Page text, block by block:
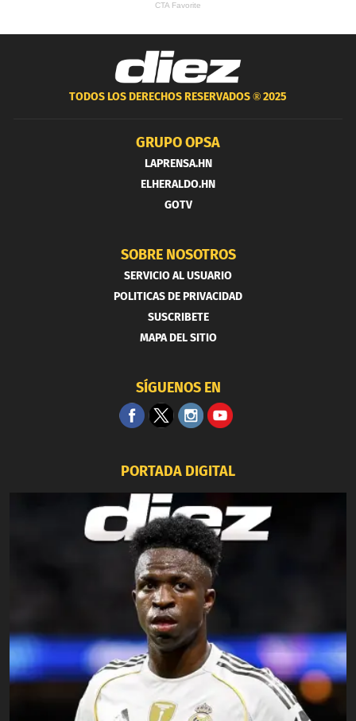
TODOS LOS DERECHOS RESERVADOS ®2025
GRUPO OPSA
LAPRENSA.HN
ELHERALDO.HN
GOTV
SOBRE NOSOTROS
SERVICIO AL USUARIO
POLITICAS DE PRIVACIDAD
SUSCRIBETE
MAPA DEL SITIO
SÍGUENOS EN
PORTADA DIGITAL